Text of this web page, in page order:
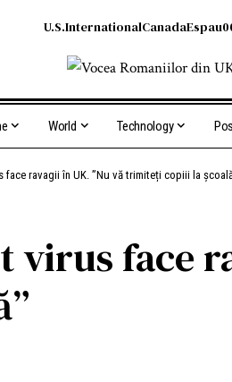
U.S.InternationalCanada
World Technology
ravagii în UK. ”Nu vă trimiteți copiii la
face